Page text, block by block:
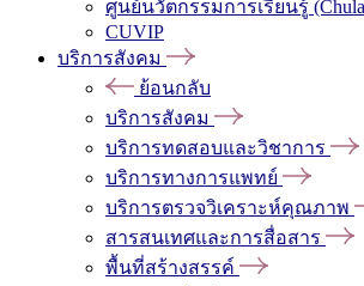
ศูนย์นวัตกรรมการเรียนรู้
CUVIP
บริการสังคม
ย้อนกลับ
บริการสังคม
บริการทดสอบและวิชาการ
บริการทางการแพทย์
บริการตรวจวิเคราะห์คุณภาพ
สารสนเทศและการสื่อสาร
พื้นที่สร้างสรรค์